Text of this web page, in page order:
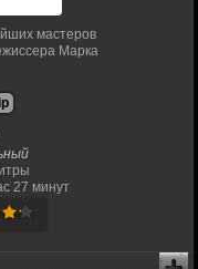
мастеров
Марка
27 минут